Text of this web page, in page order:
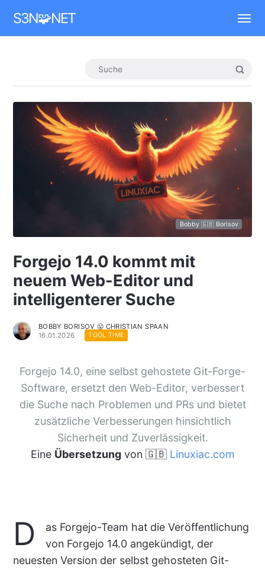
S3N🧩NET
Bobby 🇬🇧 Borisov
Forgejo 14.0 kommt mit
neuem Web-Editor und
intelligenterer Suche
BOBBY BORISOV 😛 CHRISTIAN SPAAN
16.01.2026
TOOL TIME
Forgejo 14.0, eine selbst gehostete Git-Forge-
Software, ersetzt den Web-Editor, verbessert
die Suche nach Problemen und PRs und bietet
zusätzliche Verbesserungen hinsichtlich
Sicherheit und Zuverlässigkeit.
Eine Übersetzungvon 🇬🇧 Linuxiac.com
D
as Forgejo-Team hat die Veröffentlichung
von Forgejo 14.0 angekündigt, der
neuesten Version der selbst gehosteten Git-